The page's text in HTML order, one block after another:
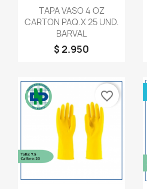
Vista rápida
TAPA VASO 4 OZ
CARTON PAQ.X 25 UND.
BARVAL
$ 2.950
favorite_border